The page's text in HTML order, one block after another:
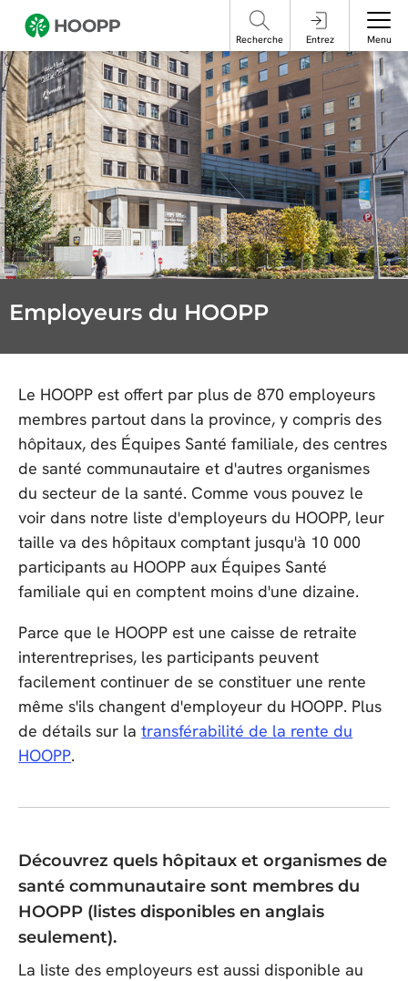
français, veuillez contacter le Services aux participants.
ne pas interagir avec ces publications et prenez les mesures nécessaires
pour vous protéger en ligne.
Recherche Entrez Menu
Employeurs du HOOPP
Le HOOPP est offert par plus de 870 employeurs
membres partout dans la province, y compris des
hôpitaux, des Équipes Santé familiale, des centres
de santé communautaire et d'autres organismes
du secteur de la santé. Comme vous pouvez le
voir dans notre liste d'employeurs du HOOPP, leur
taille va des hôpitaux comptant jusqu'à 10 000
participants au HOOPP aux Équipes Santé
familiale qui en comptent moins d'une dizaine.
Parce que le HOOPP est une caisse de retraite
interentreprises, les participants peuvent
facilement continuer de se constituer une rente
même s'ils changent d'employeur du HOOPP. Plus
de détails sur latransférabilité de la rente du
HOOPP.
Découvrez quels hôpitaux et organismes de
santé communautaire sont membres du
HOOPP (listes disponibles en anglais
seulement).
La liste des employeurs est aussi disponible au